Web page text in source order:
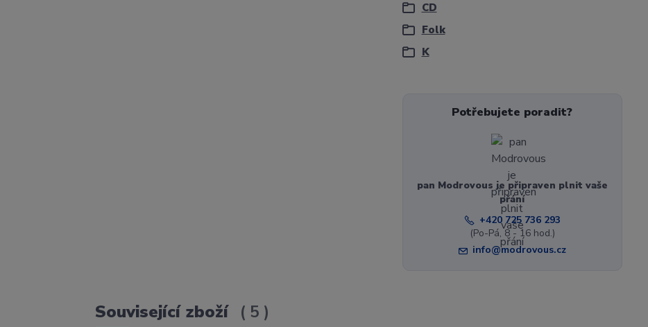
CD
Folk
K
Potřebujete poradit?
pan Modrovous je připraven plnit vaše
přání
+420 725 736 293
(Po-Pá, 8 - 16 hod.)
info@modrovous.cz
Související zboží 5